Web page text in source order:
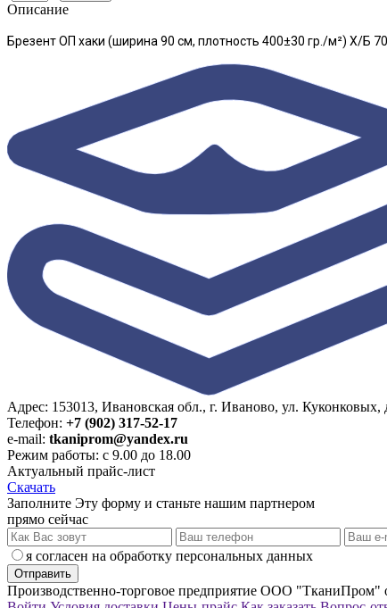
Описание
Брезент ОП хаки (ширина 90 см, плотность 400±30 гр./м²) Х/Б
Адрес: 153013, Ивановская обл., г. Иваново, ул. Куконковых,
Телефон: +7 (902) 317-52-17
e-mail: tkaniprom@yandex.ru
Режим работы: с 9.00 до 18.00
Актуальный прайс-лист
Скачать
Заполните Эту форму и станьте нашим партнером
прямо сейчас
я согласен на обработку персональных данных
Производственно-торговое предприятие ООО "ТканиПром"